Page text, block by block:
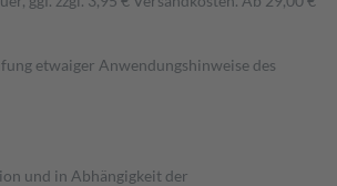
etwaiger Anwendungshinweise des
und in Abhängigkeit der